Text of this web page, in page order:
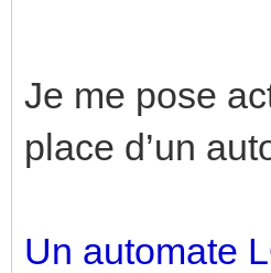
Je me pose
place d’un
Un automate